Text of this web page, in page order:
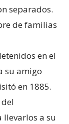
separados.
de familias
en el
su amigo
en 1885.
llevarlos a su